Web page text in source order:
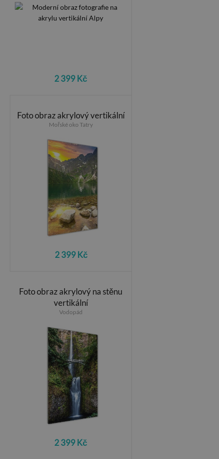
2 399 Kč
Foto obraz akrylový vertikální
Mořské oko Tatry
2 399 Kč
Foto obraz akrylový na stěnu
vertikální
Vodopád
2 399 Kč